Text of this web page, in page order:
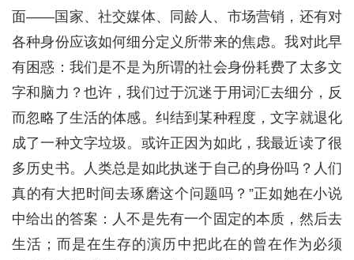
面——国家、社交媒体、同龄人、市场营销，还有对
各种身份应该如何细分定义所带来的焦虑。我对此早
有困惑：我们是不是为所谓的社会身份耗费了太多文
字和脑力？也许，我们过于沉迷于用词汇去细分，反
而忽略了生活的体感。纠结到某种程度，文字就退化
成了一种文字垃圾。或许正因为如此，我最近读了很
多历史书。人类总是如此执迷于自己的身份吗？人们
真的有大把时间去琢磨这个问题吗？”正如她在小说
中给出的答案：人不是先有一个固定的本质，然后去
生活；而是在生存的演历中把此在的曾在作为必须